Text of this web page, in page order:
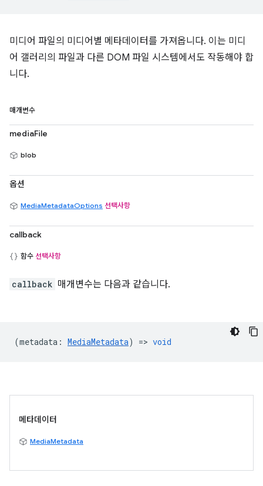
미디어 파일의 미디어별 메타데이터를 가져옵니다. 이는 미디
어 갤러리의 파일과 다른 DOM 파일 시스템에서도 작동해야 합
니다.
매개변수
mediaFile
blob
옵션
MediaMetadataOptions 선택사항
callback
함수 선택사항
callback 매개변수는 다음과 같습니다.
(metadata : MediaMetadata) => void
메타데이터
MediaMetadata